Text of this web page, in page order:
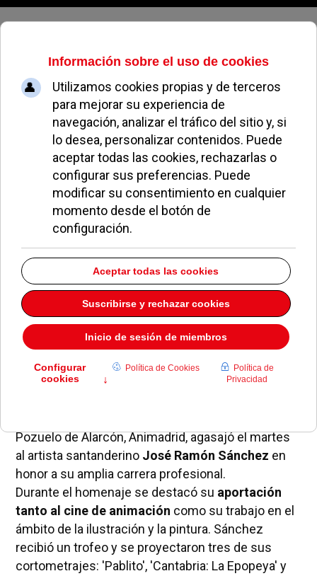
Viernes, 07 de agosto de 2026
El XI Festival Internacional de
Imagen Animada homenajeó a
José Ramón Sánchez y Michel
Lancelot
BEATRIZ DE ASÍS OCIO Y CULTURA 29 SEPTIEMBRE 2010
Pozuelo de Alarcón, Animadrid, agasajó el martes
al artista santanderino José Ramón Sánchez en
honor a su amplia carrera profesional.
Durante el homenaje se destacó su aportación
tanto al cine de animación como su trabajo en el
ámbito de la ilustración y la pintura. Sánchez
recibió un trofeo y se proyectaron tres de sus
cortometrajes: 'Pablito', 'Cantabria: La Epopeya' y